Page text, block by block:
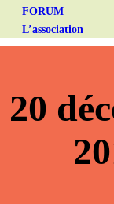
FORUM
L’association
20